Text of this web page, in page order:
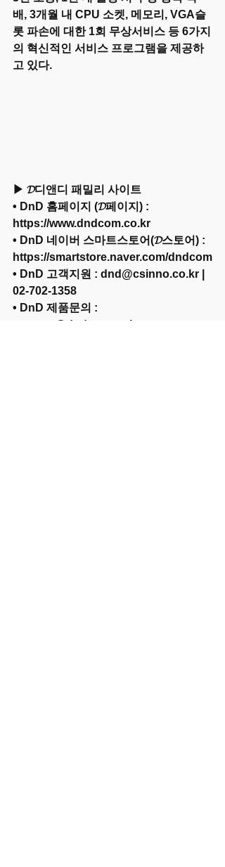
배, 3개월 내 CPU 소켓, 메모리, VGA슬
롯 파손에 대한 1회 무상서비스 등 6가지
의 혁신적인 서비스 프로그램을 제공하
고 있다.
▶ 𝓓디앤디 패밀리 사이트
• DnD 홈페이지 (𝓓페이지) :
https://www.dndcom.co.kr
• DnD 네이버 스마트스토어(𝓓스토어) :
https://smartstore.naver.com/dndcom
• DnD 고객지원 : dnd@csinno.co.kr |
02-702-1358
• DnD 제품문의 :
support@dndcom.co.kr